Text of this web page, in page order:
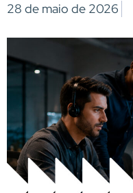
28 de maio de 2026